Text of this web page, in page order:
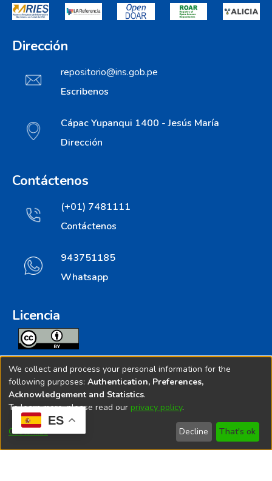
ES
Dirección
repositorio@ins.gob.pe
Escribenos
Cápac Yupanqui 1400 - Jesús María
Dirección
Contáctenos
(+01) 7481111
Contáctenos
943751185
Whatsapp
Licencia
Todos los contenidos de repositorio.ins.gob.pe estan
licenciados bajo
Creative Commoms License
© 2025. Instituto Nacional de Salud - Implementado por
We collect and process your personal information for the
following purposes: Authentication, Preferences,
Acknowledgement and Statistics.
To learn more, please read our privacy policy.
Customize Decline That's ok